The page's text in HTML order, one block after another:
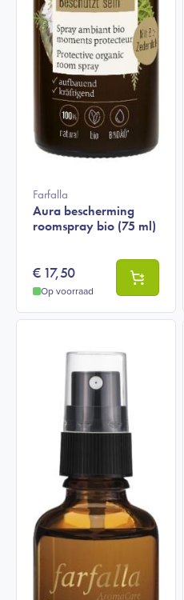
Farfalla
Aura bescherming
roomspray bio (75 ml)
€17,50
Op voorraad